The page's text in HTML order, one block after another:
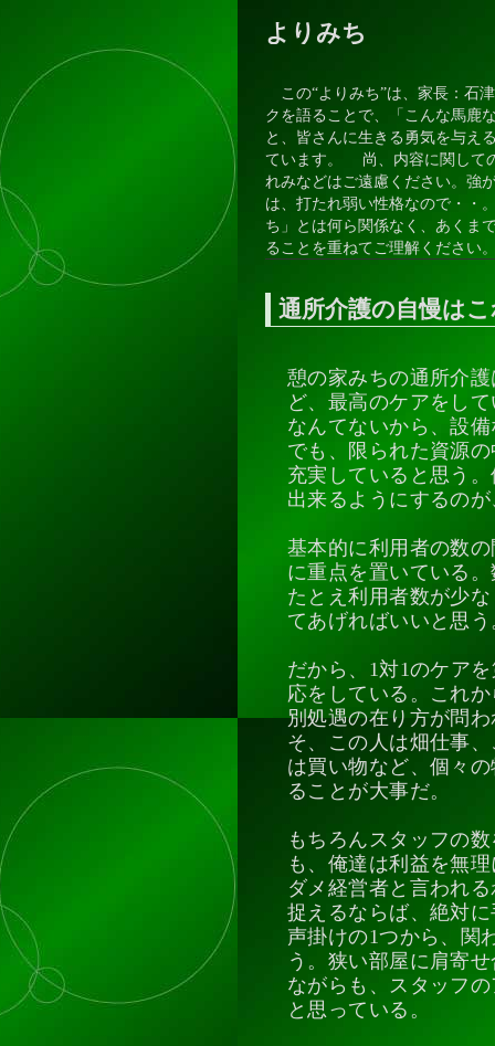
よりみち
この“よりみち”は、家長：石
クを語ることで、「こんな馬鹿
と、皆さんに生きる勇気を与え
ています。 尚、内容に関して
れみなどはご遠慮ください。強
は、打たれ弱い性格なので・・
ち」とは何ら関係なく、あくま
ることを重ねてご理解ください
通所介護の自慢は
憩の家みちの通所介
ど、最高のケアをし
なんてないから、設
でも、限られた資源
充実していると思う
出来るようにするの
基本的に利用者の数
に重点を置いている
たとえ利用者数が少
てあげればいいと思う
だから、1対1のケア
応をしている。これ
別処遇の在り方が問
そ、この人は畑仕事
は買い物など、個々
ることが大事だ。
もちろんスタッフの
も、俺達は利益を無
ダメ経営者と言われ
捉えるならば、絶対
声掛けの1つから、関
う。狭い部屋に肩寄
ながらも、スタッフ
と思っている。